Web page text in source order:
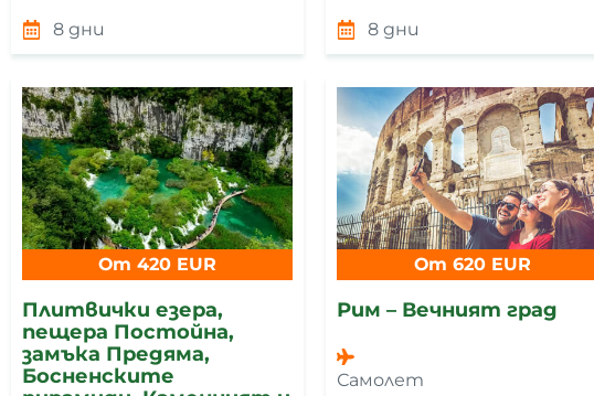
8 дни
8 дни
От 420 EUR
Плитвички езера,
пещера Постойнa,
замъка Предяма,
Босненските
От 620 EUR
Рим – Вечният град
Самолет